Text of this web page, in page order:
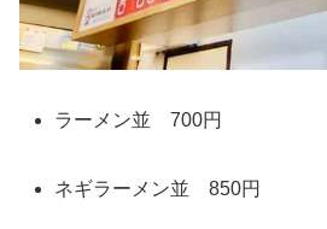
ラーメン並 700円
ネギラーメン並 850円